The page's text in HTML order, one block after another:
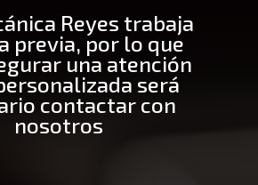
Reyes trabaja
previa, por lo que
una atención
será
contactar con
nosotros